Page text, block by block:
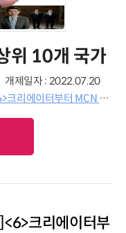
위 10개 국가
개제일자 : 2022.07.20
부터 MCN 까지...다양성 강화
크리에이터부